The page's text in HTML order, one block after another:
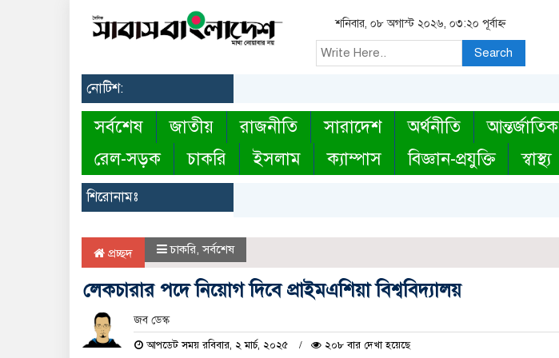
শনিবার, ০৮ অগাস্ট ২০২৬, ০৩:২০ পূর্বাহ্ন
Search
নোটিশ:
সর্বশেষ জাতীয় রাজনীতি সারাদেশ অর্থনীতি আন্তর্জাতিক
রেল-সড়ক
চাকরি ইসলাম ক্যাম্পাস বিজ্ঞান-প্রযুক্তি স্বাস্থ্য
শিরোনামঃ
প্রচ্ছদ চাকরি,সর্বশেষ
লেকচারার পদে নিয়োগ দিবে প্রাইমএশিয়া বিশ্ববিদ্যালয়
জব ডেস্ক
আপডেট সময় রবিবার, ২ মার্চ, ২০২৫ ২০৮ বার দেখা হয়েছে